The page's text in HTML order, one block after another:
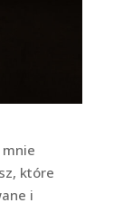
które
i